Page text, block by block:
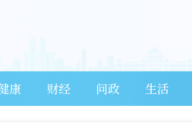
康 财经 问政 生活